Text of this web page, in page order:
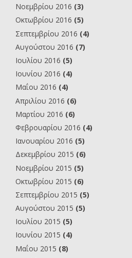
Νοεμβρίου 2016 (3)
Οκτωβρίου 2016 (5)
Σεπτεμβρίου 2016 (4)
Αυγούστου 2016 (7)
Ιουλίου 2016 (5)
Ιουνίου 2016 (4)
Μαΐου 2016 (4)
Απριλίου 2016 (6)
Μαρτίου 2016 (6)
Φεβρουαρίου 2016 (4)
Ιανουαρίου 2016 (5)
Δεκεμβρίου 2015 (6)
Νοεμβρίου 2015 (5)
Οκτωβρίου 2015 (6)
Σεπτεμβρίου 2015 (5)
Αυγούστου 2015 (5)
Ιουλίου 2015 (5)
Ιουνίου 2015 (4)
Μαΐου 2015 (8)